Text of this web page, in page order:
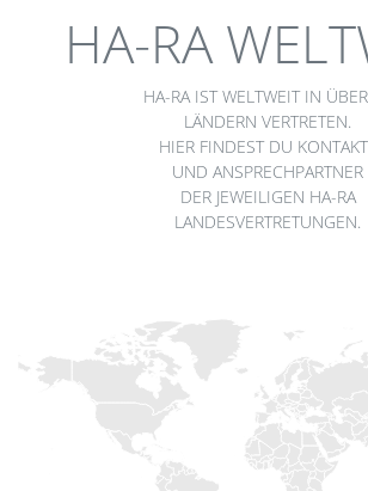
HA-RA
HA-RA IST WELTWEIT IN
LÄNDERN VERTRETEN.
HIER FINDEST DU
UND ANSPRECHPARTNER
DER JEWEILIGEN HA-RA
LANDESVERTRETUNGEN.